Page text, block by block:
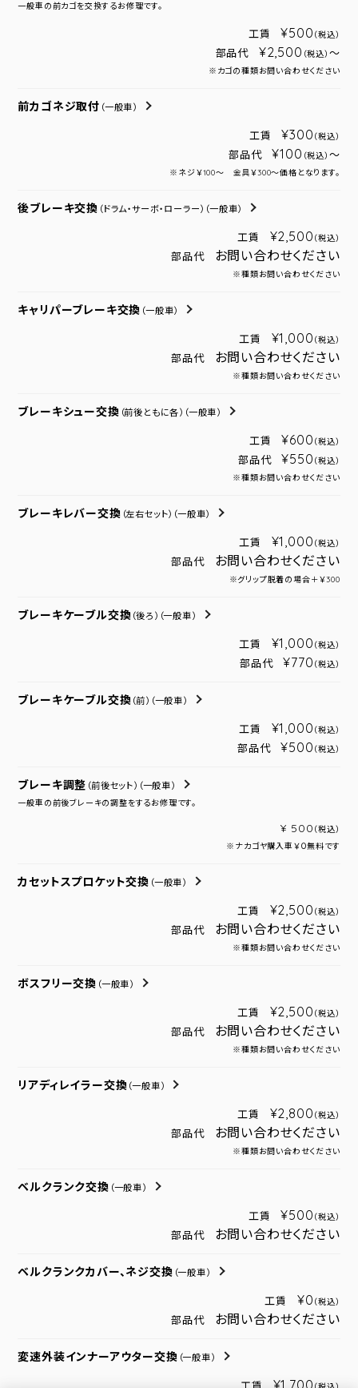
一般車の前カゴを交換するお修理です。
工賃 ¥500 （税込）
部品代 ¥2,500 （税込） ～
※カゴの種類お問い合わせください
前カゴネジ取付 （一般車）
工賃 ¥300 （税込）
部品代 ¥100 （税込） ～
※ネジ￥100～ 金具￥300～価格となります。
後ブレーキ交換 （ドラム・サーボ・ローラー） （一般車）
工賃 ¥2,500 （税込）
部品代 お問い合わせください
※種類お問い合わせください
キャリパーブレーキ交換 （一般車）
工賃 ¥1,000 （税込）
部品代 お問い合わせください
※種類お問い合わせください
ブレーキシュー交換 （前後ともに各） （一般車）
工賃 ¥600 （税込）
部品代 ¥550 （税込）
※種類お問い合わせください
ブレーキレバー交換 （左右セット） （一般車）
工賃 ¥1,000 （税込）
部品代 お問い合わせください
※グリップ脱着の場合＋￥300
ブレーキケーブル交換 （後ろ） （一般車）
工賃 ¥1,000 （税込）
部品代 ¥770 （税込）
ブレーキケーブル交換 （前） （一般車）
工賃 ¥1,000 （税込）
部品代 ¥500 （税込）
ブレーキ調整 （前後セット） （一般車）
一般車の前後ブレーキの調整をするお修理です。
¥ 500 （税込）
※ナカゴヤ購入車￥０無料です
カセットスプロケット交換 （一般車）
工賃 ¥2,500 （税込）
部品代 お問い合わせください
※種類お問い合わせください
ボスフリー交換 （一般車）
工賃 ¥2,500 （税込）
部品代 お問い合わせください
※種類お問い合わせください
リアディレイラー交換 （一般車）
工賃 ¥2,800 （税込）
部品代 お問い合わせください
※種類お問い合わせください
ベルクランク交換 （一般車）
工賃 ¥500 （税込）
部品代 お問い合わせください
ベルクランクカバー、ネジ交換 （一般車）
工賃 ¥0 （税込）
部品代 お問い合わせください
変速外装インナーアウター交換 （一般車）
¥1,700